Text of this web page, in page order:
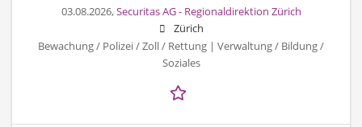
03.08.2026,Securitas AG - Regionaldirektion Zürich
Zürich
Bewachung / Polizei / Zoll / Rettung | Verwaltung / Bildung /
Soziales